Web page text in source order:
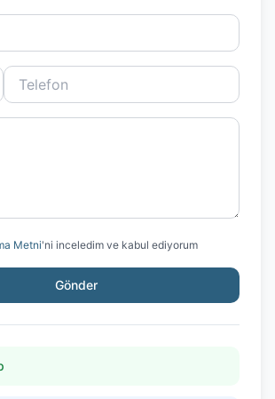
Metni'ni inceledim ve kabul ediyorum
Gönder